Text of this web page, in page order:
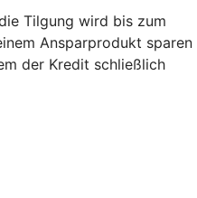
Tilgung wird bis zum
Anspar­produkt sparen
der Kredit schließlich